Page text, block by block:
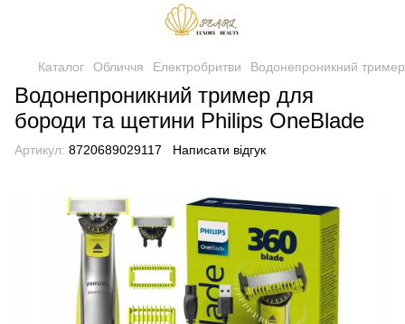
Каталог Обличчя Електробритви Водонепроникний
Водонепроникний тример для
бороди та щетини Philips OneBlade
Артикул: 8720689029117 Написати відгук